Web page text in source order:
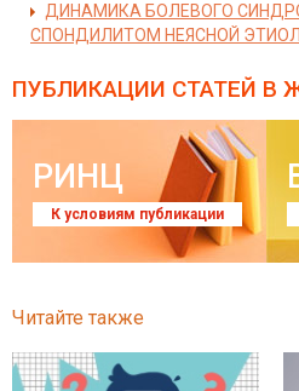
ДИНАМИКА БОЛЕВОГО
СПОНДИЛИТОМ НЕЯСНОЙ
ПУБЛИКАЦИИ СТАТЕЙ В
РИНЦ
К условиям публикации
Читайте также